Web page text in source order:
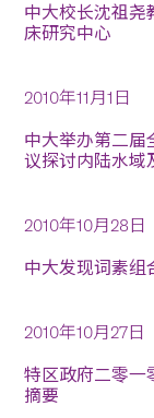
中大校长沈祖尧
床研究中心
2010年11月1日
中大举办第二届
议探讨内陆水域
2010年10月28日
中大发现词素组
2010年10月27日
特区政府二零一
摘要